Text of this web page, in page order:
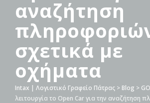
αναζήτηση
σχετικά με
οχήματα
Intax | Λογιστικό Γραφείο Πάτρας > Blog >
λειτουργία το Open Car για την αναζήτηση